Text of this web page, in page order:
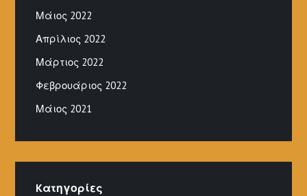
Μάιος 2022
Απρίλιος 2022
Μάρτιος 2022
Φεβρουάριος 2022
Μάιος 2021
Kατηγορίες